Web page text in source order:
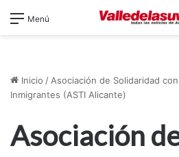
Menú
Inicio / Asociación de Solidaridad
Inmigrantes (ASTI Alicante)
Asociación